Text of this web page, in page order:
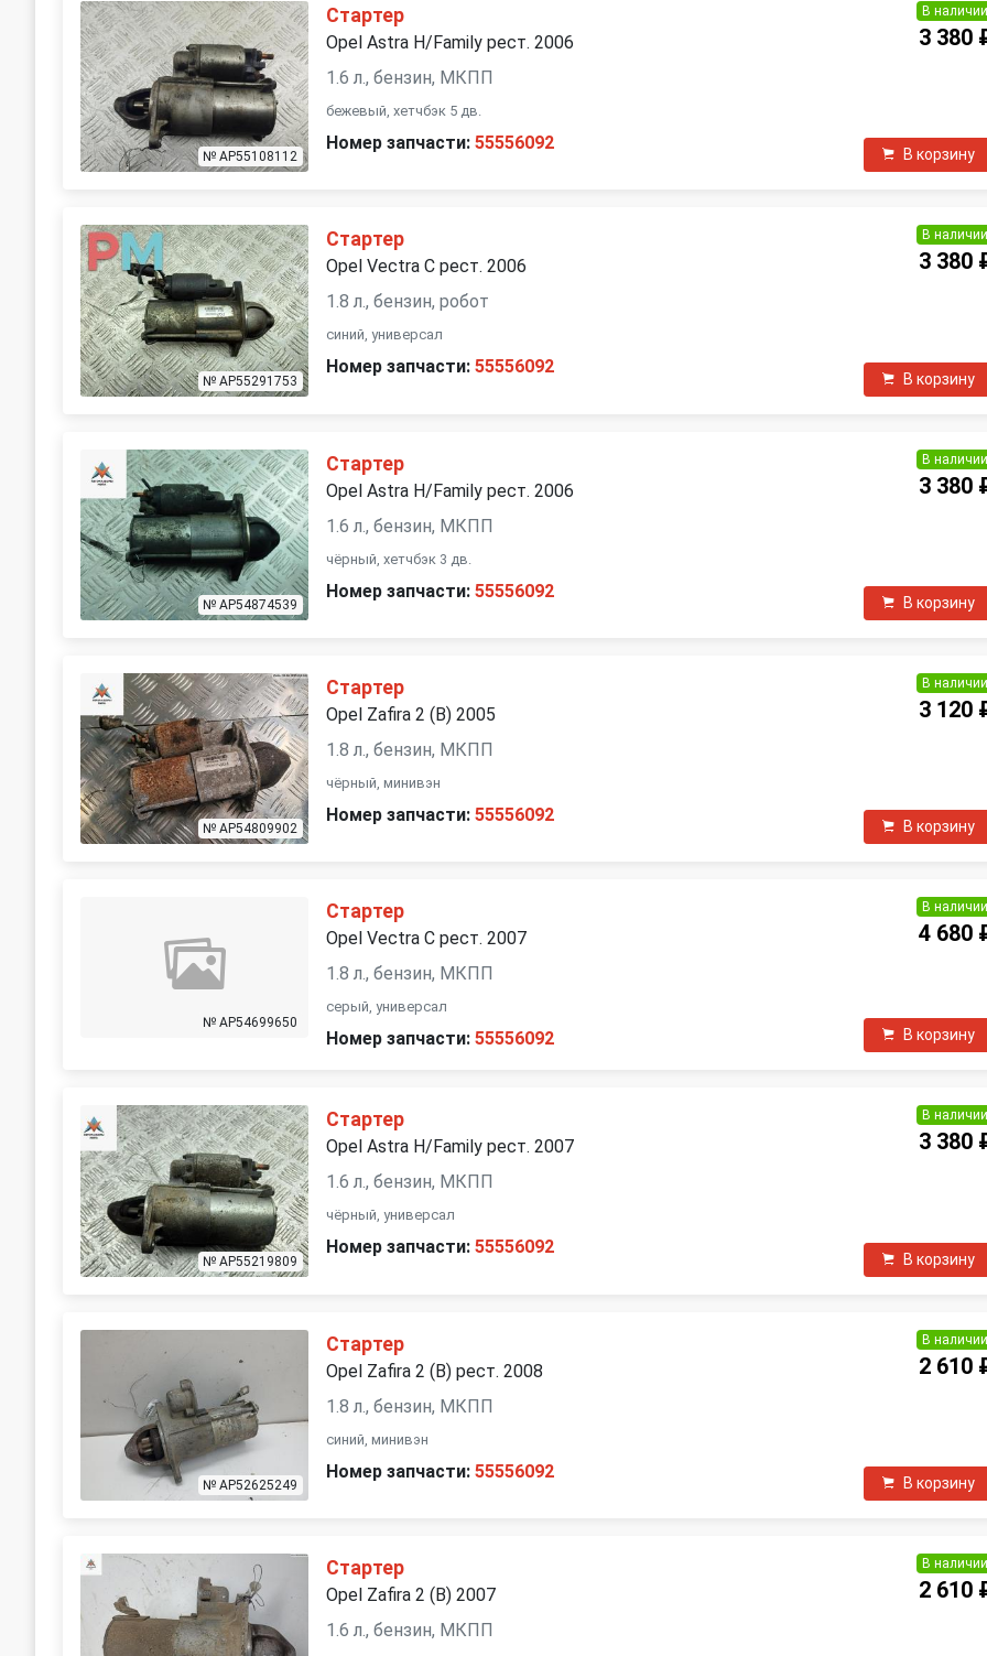
№ AP55108112
Стартер
Opel Astra H/Family рест. 2006
1.6 л., бензин, МКПП
бежевый, хетчбэк 5 дв.
Номер запчасти: 55556092
В наличии
3 380
В корзину
№ AP55291753
Стартер
Opel Vectra C рест. 2006
1.8 л., бензин, робот
синий, универсал
Номер запчасти: 55556092
В наличии
3 380
В корзину
№ AP54874539
Стартер
Opel Astra H/Family рест. 2006
1.6 л., бензин, МКПП
чёрный, хетчбэк 3 дв.
Номер запчасти: 55556092
В наличии
3 380
В корзину
№ AP54809902
Стартер
Opel Zafira 2 (B) 2005
1.8 л., бензин, МКПП
чёрный, минивэн
Номер запчасти: 55556092
В наличии
3 120
В корзину
№ AP54699650
Стартер
Opel Vectra C рест. 2007
1.8 л., бензин, МКПП
серый, универсал
Номер запчасти: 55556092
В наличии
4 680
В корзину
№ AP55219809
Стартер
Opel Astra H/Family рест. 2007
1.6 л., бензин, МКПП
чёрный, универсал
Номер запчасти: 55556092
В наличии
3 380
В корзину
№ AP52625249
Стартер
Opel Zafira 2 (B) рест. 2008
1.8 л., бензин, МКПП
синий, минивэн
Номер запчасти: 55556092
В наличии
2 610
В корзину
Стартер
Opel Zafira 2 (B) 2007
1.6 л., бензин, МКПП
В наличии
2 610